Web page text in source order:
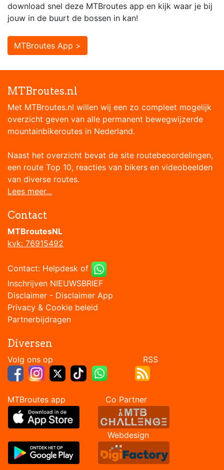
download snel deze MTBroutes app en kijk waar je bij
jouw in de buurt de bossen in kan!
MTBroutes App >
MTBroutes.nl
Met MTBroutes.nl willen wij een zo compleet mogelijk
overzicht geven van alle permanent bewegwijzerde
mountainbikeroutes in Nederland.
Naast het overzicht bevat de site routebeoordelingen,
een route Top 10, reacties van bikers en videobeelden
van diverse routes.
Lees meer...
Contact
MTBroutesNL
kvk: 76915492
Contact: Helpdesk of
Inschrijven NIEUWSBRIEF
Disclaimer - Disclaimer App
Privacy & Cookie beleid
Partnerbijdragen
Diversen
Volg ons op RSS
MTBroutes app Co Partner
Webdesign